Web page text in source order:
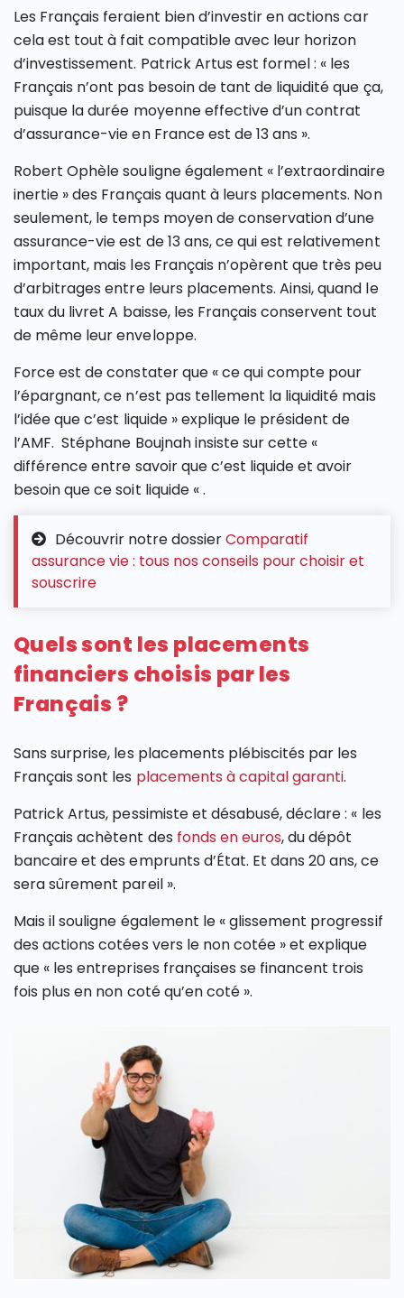
Les Français feraient bien d’investir en actions car
cela est tout à fait compatible avec leur horizon
d’investissement. Patrick Artus est formel : « les
Français n’ont pas besoin de tant de liquidité que ça,
puisque la durée moyenne effective d’un contrat
d’assurance-vie en France est de 13 ans ».
Robert Ophèle souligne également « l’extraordinaire
inertie » des Français quant à leurs placements. Non
seulement, le temps moyen de conservation d’une
assurance-vie est de 13 ans, ce qui est relativement
important, mais les Français n’opèrent que très peu
d’arbitrages entre leurs placements. Ainsi, quand le
taux du livret A baisse, les Français conservent tout
de même leur enveloppe.
Force est de constater que « ce qui compte pour
l’épargnant, ce n’est pas tellement la liquidité mais
l’idée que c’est liquide » explique le président de
l’AMF. Stéphane Boujnah insiste sur cette «
différence entre savoir que c’est liquide et avoir
besoin que ce soit liquide « .
Découvrir notre dossierComparatif
assurance vie : tous nos conseils pour choisir et
souscrire
Quels sont les placements
financiers choisis par les
Français ?
Sans surprise, les placements plébiscités par les
Français sont les placements à capital garanti.
Patrick Artus, pessimiste et désabusé, déclare : « les
Français achètent des fonds en euros, du dépôt
bancaire et des emprunts d’État. Et dans 20 ans, ce
sera sûrement pareil ».
Mais il souligne également le « glissement progressif
des actions cotées vers le non cotée » et explique
que « les entreprises françaises se financent trois
fois plus en non coté qu’en coté ».